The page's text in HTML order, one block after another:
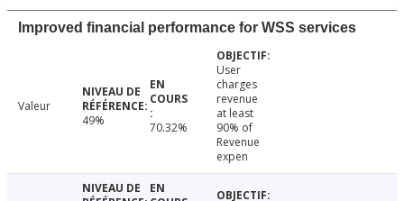
Improved financial performance for WSS services
Valeur
49%
70.32%
User
charges
revenue
at least
90% of
Revenue
expen